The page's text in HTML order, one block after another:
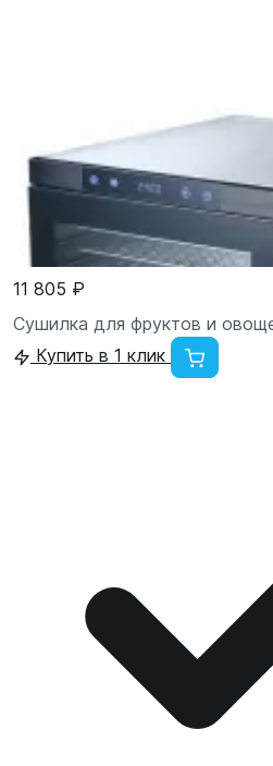
11 805 ₽
Сушилка для фруктов и
Купить в 1 клик